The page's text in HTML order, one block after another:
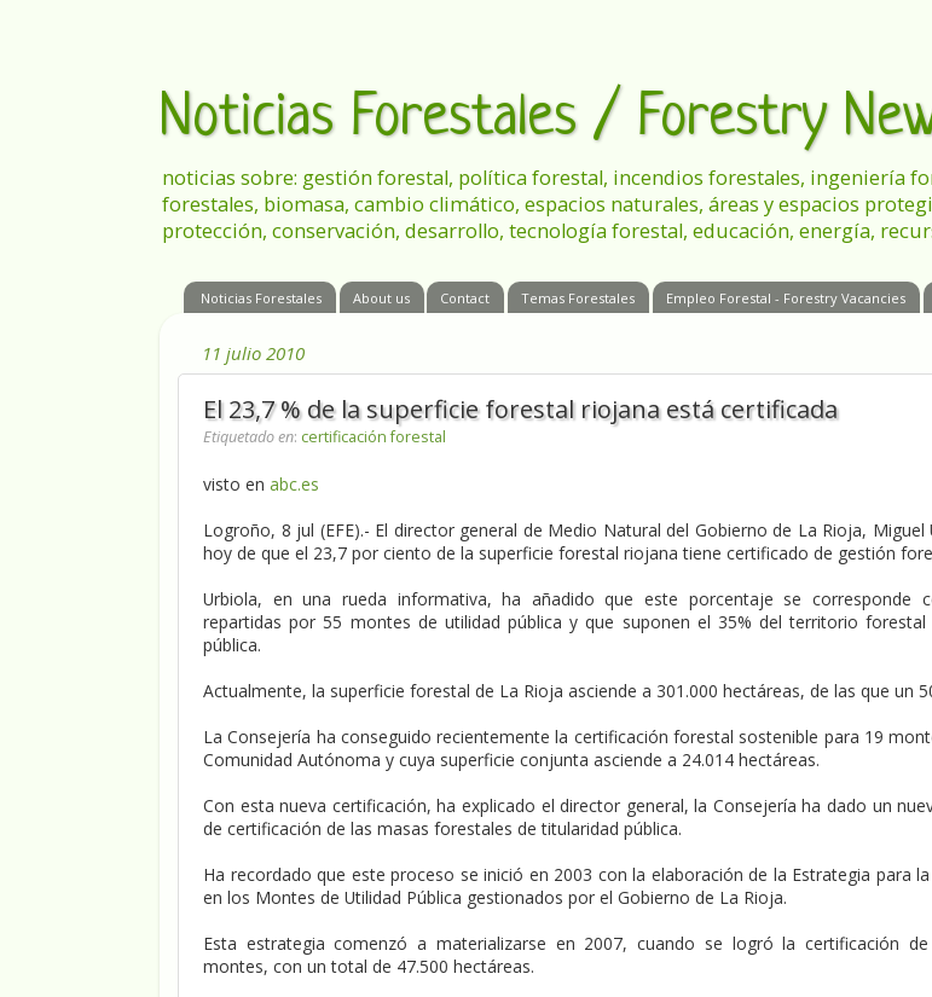
Noticias Forestales / Forestry
noticias sobre: gestión forestal, política forestal, incendios forestales, ingeniería
forestales, biomasa, cambio climático, espacios naturales, áreas y espacios
protección, conservación, desarrollo, tecnología forestal, educación, energía,
Noticias Forestales About us Contact Temas Forestales Empleo Forestal - Forestry Vacancies
11 julio 2010
El 23,7 % de la superficie forestal riojana está certificada
Etiquetado en: certificación forestal
visto en abc.es
Logroño, 8 jul (EFE).- El director general de Medio Natural del Gobierno de La Rioja,
hoy de que el 23,7 por ciento de la superficie forestal riojana tiene certificado de gestión
Urbiola, en una rueda informativa, ha añadido que este porcentaje se corresponde
repartidas por 55 montes de utilidad pública y que suponen el 35% del territorio forestal
pública.
Actualmente, la superficie forestal de La Rioja asciende a 301.000 hectáreas, de las que un
La Consejería ha conseguido recientemente la certificación forestal sostenible para 19
Comunidad Autónoma y cuya superficie conjunta asciende a 24.014 hectáreas.
Con esta nueva certificación, ha explicado el director general, la Consejería ha dado un
de certificación de las masas forestales de titularidad pública.
Ha recordado que este proceso se inició en 2003 con la elaboración de la Estrategia para
en los Montes de Utilidad Pública gestionados por el Gobierno de La Rioja.
Esta estrategia comenzó a materializarse en 2007, cuando se logró la certificación
montes, con un total de 47.500 hectáreas.